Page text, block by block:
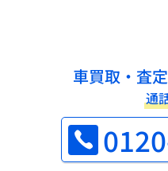
車買取・査
通